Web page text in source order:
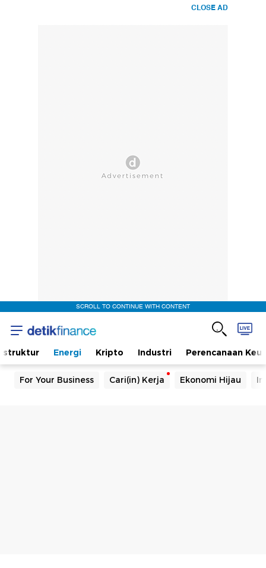
CLOSE AD
SCROLL TO CONTINUE WITH CONTENT
Energi Kripto Industri Perencanaan
For Your Business Cari(in) Kerja Ekonomi Hijau